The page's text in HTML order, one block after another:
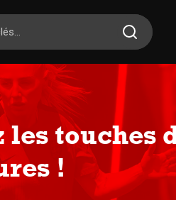
touches
!